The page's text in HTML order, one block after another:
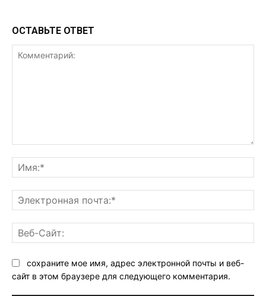
ОСТАВЬТЕ ОТВЕТ
сохраните мое имя, адрес электронной почты и веб-
сайт в этом браузере для следующего комментария.